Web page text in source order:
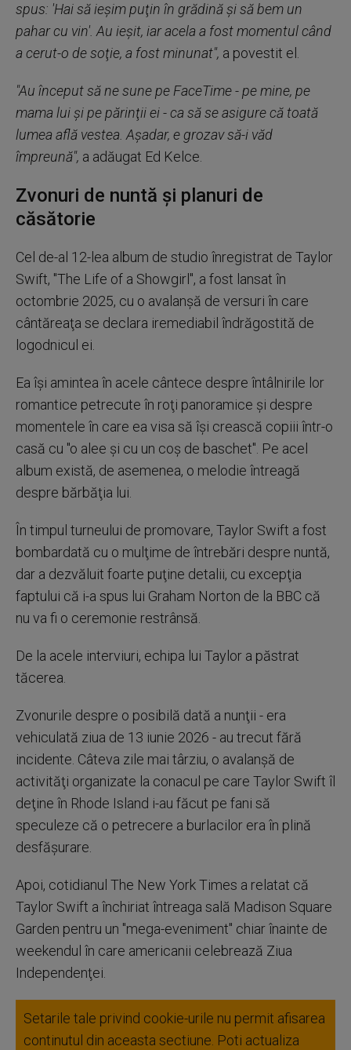
spus: 'Hai să ieşim puţin în grădină şi să bem un
pahar cu vin'. Au ieşit, iar acela a fost momentul când
a cerut-o de soţie, a fost minunat", a povestit el.
"Au început să ne sune pe FaceTime - pe mine, pe
mama lui şi pe părinţii ei - ca să se asigure că toată
lumea află vestea. Aşadar, e grozav să-i văd
împreună", a adăugat Ed Kelce.
Zvonuri de nuntă şi planuri de
căsătorie
Cel de-al 12-lea album de studio înregistrat de Taylor
Swift, "The Life of a Showgirl", a fost lansat în
octombrie 2025, cu o avalanşă de versuri în care
cântăreaţa se declara iremediabil îndrăgostită de
logodnicul ei.
Ea îşi amintea în acele cântece despre întâlnirile lor
romantice petrecute în roţi panoramice şi despre
momentele în care ea visa să îşi crească copiii într-o
casă cu "o alee şi cu un coş de baschet". Pe acel
album există, de asemenea, o melodie întreagă
despre bărbăţia lui.
În timpul turneului de promovare, Taylor Swift a fost
bombardată cu o mulţime de întrebări despre nuntă,
dar a dezvăluit foarte puţine detalii, cu excepţia
faptului că i-a spus lui Graham Norton de la BBC că
nu va fi o ceremonie restrânsă.
De la acele interviuri, echipa lui Taylor a păstrat
tăcerea.
Zvonurile despre o posibilă dată a nunţii - era
vehiculată ziua de 13 iunie 2026 - au trecut fără
incidente. Câteva zile mai târziu, o avalanşă de
activităţi organizate la conacul pe care Taylor Swift îl
deţine în Rhode Island i-au făcut pe fani să
speculeze că o petrecere a burlacilor era în plină
desfăşurare.
Apoi, cotidianul The New York Times a relatat că
Taylor Swift a închiriat întreaga sală Madison Square
Garden pentru un "mega-eveniment" chiar înainte de
weekendul în care americanii celebrează Ziua
Independenţei.
Setarile tale privind cookie-urile nu permit afisarea
continutul din aceasta sectiune. Poti actualiza